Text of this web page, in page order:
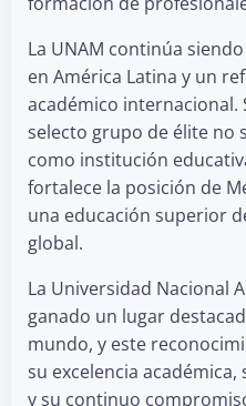
La UNAM continúa
en América Latina y un
académico internacional.
selecto grupo de élite no
como institución
fortalece la posición de
una educación superior
global.
La Universidad Nacional
ganado un lugar
mundo, y este
su excelencia
y su continuo